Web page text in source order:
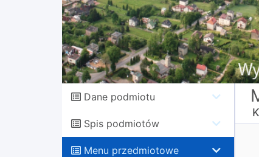
Dane podmiotu
Spis podmiotów
Menu przedmiotowe